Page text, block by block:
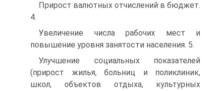
Прирост валютных отчислений в бюджет.
4.
Увеличение числа рабочих мест и
повышение уровня занятости населения. 5.
Улучшение социальных показателей
(прирост жилья, больниц и поликлиник,
школ, объектов отдыха, культурных